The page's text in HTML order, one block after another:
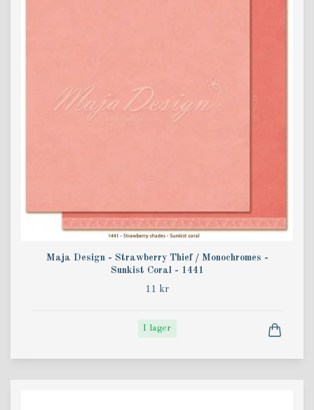
Maja Design - Strawberry Thief / Monochromes -
Sunkist Coral - 1441
11 kr
I lager